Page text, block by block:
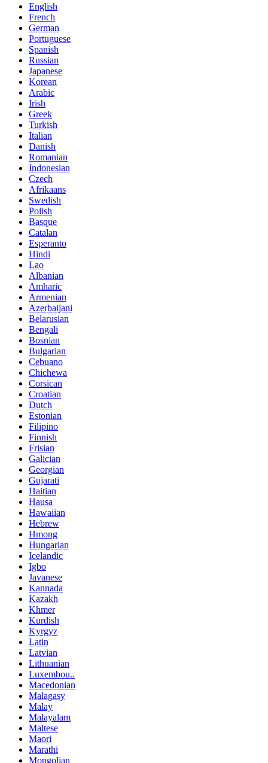
English
French
German
Portuguese
Spanish
Russian
Japanese
Korean
Arabic
Irish
Greek
Turkish
Italian
Danish
Romanian
Indonesian
Czech
Afrikaans
Swedish
Polish
Basque
Catalan
Esperanto
Hindi
Lao
Albanian
Amharic
Armenian
Azerbaijani
Belarusian
Bengali
Bosnian
Bulgarian
Cebuano
Chichewa
Corsican
Croatian
Dutch
Estonian
Filipino
Finnish
Frisian
Galician
Georgian
Gujarati
Haitian
Hausa
Hawaiian
Hebrew
Hmong
Hungarian
Icelandic
Igbo
Javanese
Kannada
Kazakh
Khmer
Kurdish
Kyrgyz
Latin
Latvian
Lithuanian
Luxembou..
Macedonian
Malagasy
Malay
Malayalam
Maltese
Maori
Marathi
Mongolian